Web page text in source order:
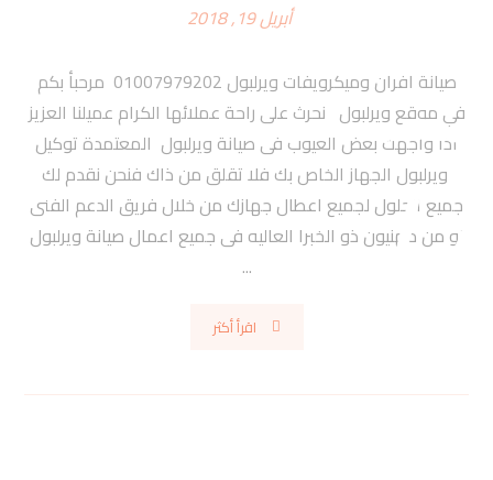
أبريل 19, 2018
صيانة افران وميكرويفات ويرلبول 01007979202 مرحبأ بكم
في موقع ويرلبول نحرث على راحة عملائها الكرام عميلنا العزيز
اذا واجهت بعض العيوب فى صيانة ويرلبول المعتمدة توكيل
ويرلبول الجهاز الخاص بك فلا تقلق من ذاك فنحن نقدم لك
جميع الحلول لجميع اعطال جهازك من خلال فريق الدعم الفنى
او من مهنيون ذو الخبرا العاليه فى جميع اعمال صيانة ويرلبول
...
اقرأ أكثر